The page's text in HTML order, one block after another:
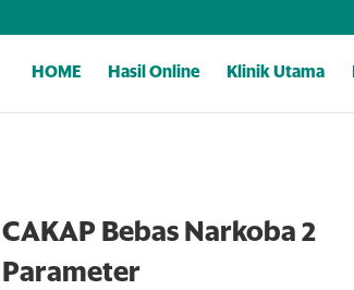
HOME Hasil Online Klinik Utama
CAKAP Bebas Narkoba 2
Parameter